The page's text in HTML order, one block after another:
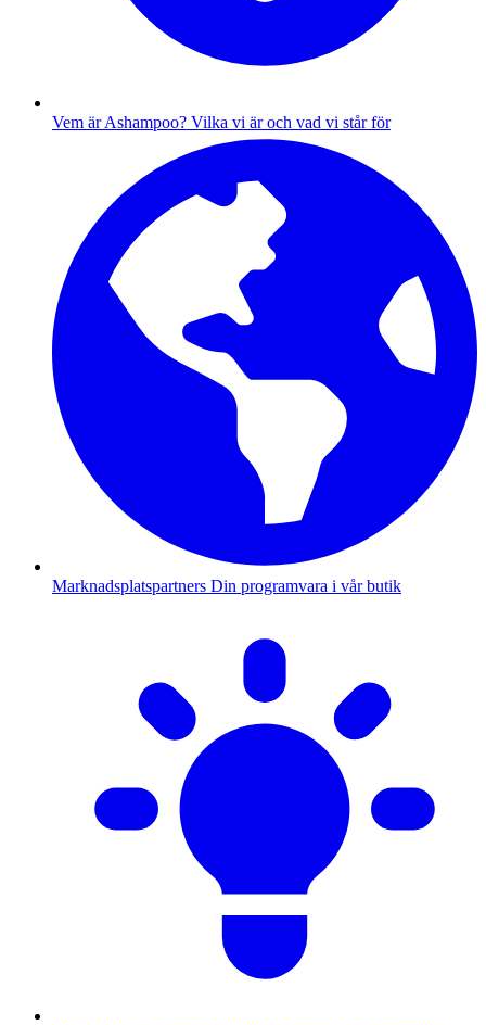
Vem är Ashampoo? Vilka vi är och vad vi står för
Marknadsplatspartners Din programvara i vår butik